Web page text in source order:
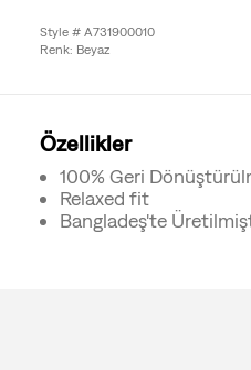
Style # A731900010
Renk: Beyaz
Özellikler
100% Geri
Relaxed fit
Bangladeş'te